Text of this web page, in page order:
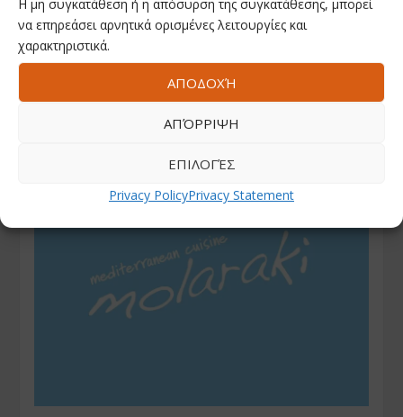
Η μη συγκατάθεση ή η απόσυρση της συγκατάθεσης, μπορεί
να επηρεάσει αρνητικά ορισμένες λειτουργίες και
χαρακτηριστικά.
ΑΠΟΔΟΧΉ
ΑΠΌΡΡΙΨΗ
ΕΠΙΛΟΓΈΣ
Privacy PolicyPrivacy Statement